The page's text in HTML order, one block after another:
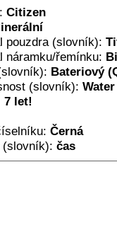
Citizen
pouzdra (slovník):
náramku/řemínku:
Bateriový
(slovník):
7 let!
Černá
(slovník): čas